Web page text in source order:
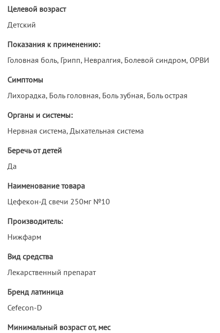
Целевой возраст
Детский
Показания к применению:
Головная боль, Грипп, Невралгия, Болевой синдром, ОРВИ
Симптомы
Лихорадка, Боль головная, Боль зубная, Боль острая
Органы и системы:
Нервная система, Дыхательная система
Беречь от детей
Да
Наименование товара
Цефекон-Д свечи 250мг №10
Производитель:
Нижфарм
Вид средства
Лекарственный препарат
Бренд латиница
Cefecon-D
Минимальный возраст от, мес